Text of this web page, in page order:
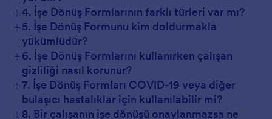
+4. İşe Dönüş Formlarının farklı türleri var mı?
+5. İşe Dönüş Formunu kim doldurmakla
yükümlüdür?
+6. İşe Dönüş Formlarını kullanırken çalışan
gizliliği nasıl korunur?
+7. İşe Dönüş Formları COVID-19 veya diğer
bulaşıcı hastalıklar için kullanılabilir mi?
+8. Bir çalışanın işe dönüşü onaylanmazsa ne